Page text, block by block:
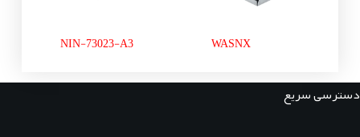
WASNX
NIN-73023-A3
دسترسی سریع